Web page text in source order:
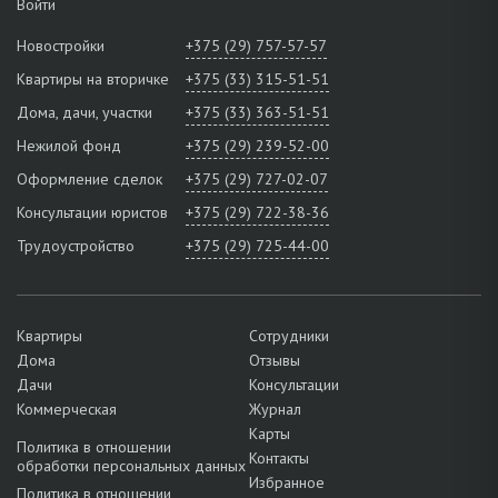
Войти
Новостройки
+375 (29) 757-57-57
Квартиры на вторичке
+375 (33) 315-51-51
Дома, дачи, участки
+375 (33) 363-51-51
Нежилой фонд
+375 (29) 239-52-00
Оформление сделок
+375 (29) 727-02-07
Консультации юристов
+375 (29) 722-38-36
Трудоустройство
+375 (29) 725-44-00
Квартиры
Дома
Дачи
Коммерческая
Политика в отношении
обработки персональных данных
Политика в отношении
Сотрудники
Отзывы
Консультации
Журнал
Карты
Контакты
Избранное